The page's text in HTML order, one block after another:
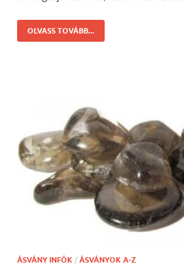
OLVASS TOVÁBB...
ÁSVÁNY INFÓK / ÁSVÁNYOK A-Z